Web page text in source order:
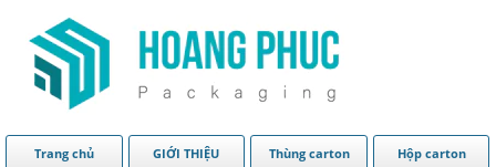
Trang chủ GIỚI THIỆU Thùng carton Hộp carton